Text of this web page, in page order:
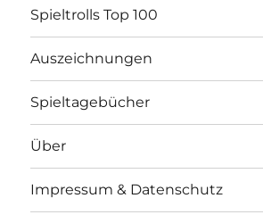
Spieltrolls Top 100
Auszeichnungen
Spieltagebücher
Über
Impressum & Datenschutz